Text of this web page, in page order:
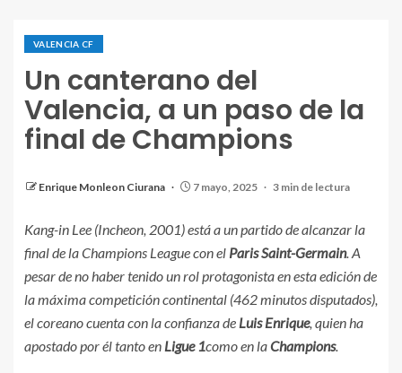
VALENCIA CF
Un canterano del
Valencia, a un paso de la
final de Champions
Enrique Monleon Ciurana 7 mayo, 2025 3 min de lectura
Kang-in Lee es una pieza importante en el PSG
Kang-in Lee (Incheon, 2001) está a un partido de alcanzar la
final de la Champions League con el Paris Saint-Germain. A
pesar de no haber tenido un rol protagonista en esta edición de
la máxima competición continental (462 minutos disputados),
el coreano cuenta con la confianza de Luis Enrique, quien ha
apostado por él tanto en Ligue 1como en laChampions.